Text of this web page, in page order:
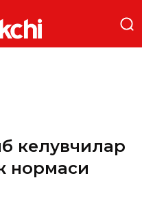
келувчилар
нормаси